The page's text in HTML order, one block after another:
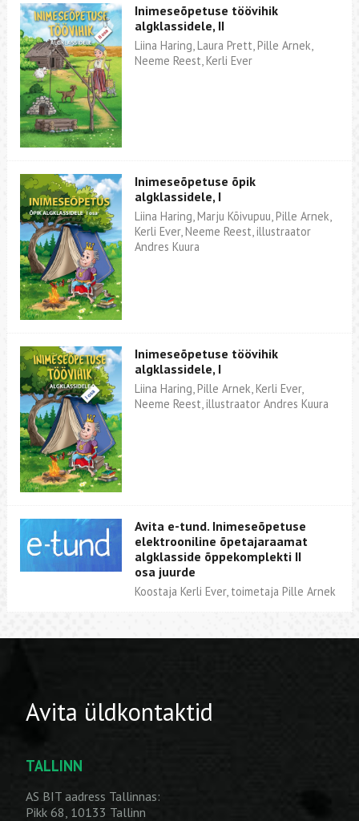
Inimeseõpetuse töövihik
algklassidele, II
Liina Haring, Laura Prett, Pille Arnek,
Neeme Reest, Kerli Ever
Inimeseõpetuse õpik
algklassidele, I
Liina Haring, Marju Kõivupuu, Pille Arnek,
Kerli Ever, Neeme Reest, illustraator
Andres Kuura
Inimeseõpetuse töövihik
algklassidele, I
Liina Haring, Pille Arnek, Kerli Ever,
Neeme Reest, illustraator Andres Kuura
Avita e-tund. Inimeseõpetuse
elektrooniline õpetajaraamat
algklasside õppekomplekti II
osa juurde
Koostaja Kerli Ever, toimetaja Pille Arnek
Avita üldkontaktid
TALLINN
AS BIT aadress Tallinnas:
Pikk 68, 10133 Tallinn